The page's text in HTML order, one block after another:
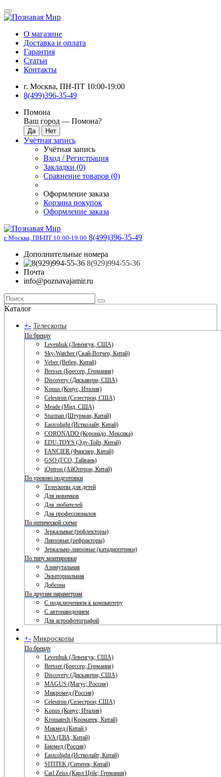
О магазине
Доставка и оплата
Гарантия
Статьи
Контакты
г. Москва, ПН-ПТ 10:00-19:00
8(499)396-35-49
Помона
Ваш город — Помона?
Учётная запись
Учётная запись
Вход / Регистрация
Закладки (0)
Сравнение товаров (0)
Оформление заказа
Корзина покупок
Оформление заказа
г. Москва, ПН-ПТ 10:00-19:00 8(499)396-35-49
Дополнительные номера
8(929)994-55-36
Почта
info@poznavajamir.ru
Каталог
+- Телескопы
По бренду
Levenhuk (Левенгук, США)
Sky-Watcher (Скай-Вотчер, Китай)
Veber (Вебер, Китай)
Bresser (Брессер, Германия)
Discovery (Дискавери, США)
Konus (Конус, Италия)
Celestron (Селестрон, США)
Meade (Мид, США)
Sturman (Штурман, Китай)
Eastcolight (Истколайт, Китай)
CORONADO (Коронадо, Мексика)
EDU-TOYS (Эду-Тойз, Китай)
FANCIER (Фансиер, Китай)
GSO (ГСО, Тайвань)
iOptron (АйОптрон, Китай)
По уровню подготовки
Телескопы для детей
Для новичков
Для любителей
Для профессионалов
По оптической схеме
Зеркальные (рефлекторы)
Линзовые (рефракторы)
Зеркально-линзовые (катадиоптрики)
По типу монтировки
Азимутальная
Экваториальная
Добсона
По другим параметрам
С подключением к компьютеру
С автонаведением
Для астрофотографий
+- Микроскопы
По бренду
Levenhuk (Левенгук; США)
Bresser (Брессер; Германия)
Discovery (Дискавери; США)
MAGUS (Магус; Россия)
Микромед (Россия)
Celestron (Селестрон; США)
Konus (Конус; Италия)
Kromatech (Кроматек; Китай)
Микмед (Китай.)
EVA (ЕВА; Китай)
Биомед (Россия)
Eastcolight (Истколайт; Китай)
SITITEK (Сититек; Китай)
Carl Zeiss (Карл Цейс; Германия)